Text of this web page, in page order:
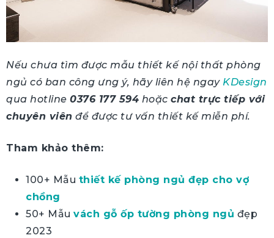
Nếu chưa tìm được mẫu thiết kế nội thất phòng
ngủ có ban công ưng ý, hãy liên hệ ngay KDesign
qua hotline 0376 177 594 hoặc chat trực tiếp với
chuyên viên để được tư vấn thiết kế miễn phí.
Tham khảo thêm:
100+ Mẫu thiết kế phòng ngủ đẹp cho vợ
chồng
50+ Mẫu vách gỗ ốp tường phòng ngủ đẹp
2023